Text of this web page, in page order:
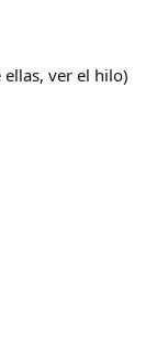
ver el hilo)